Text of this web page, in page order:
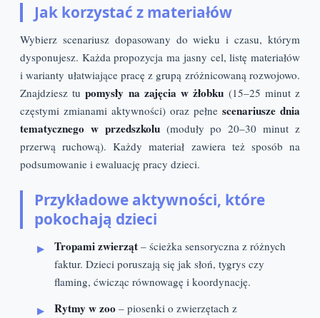
Jak korzystać z materiałów
Wybierz scenariusz dopasowany do wieku i czasu, którym
dysponujesz. Każda propozycja ma jasny cel, listę materiałów
i warianty ułatwiające pracę z grupą zróżnicowaną rozwojowo.
Znajdziesz tupomysły na zajęcia w żłobku (15–25 minut z
częstymi zmianami aktywności) oraz pełne scenariusze dnia
tematycznego w przedszkolu(moduły po 20–30 minut z
przerwą ruchową). Każdy materiał zawiera też sposób na
podsumowanie i ewaluację pracy dzieci.
Przykładowe aktywności, które
pokochają dzieci
Tropami zwierząt – ścieżka sensoryczna z różnych
faktur. Dzieci poruszają się jak słoń, tygrys czy
flaming, ćwicząc równowagę i koordynację.
Rytmy w zoo – piosenki o zwierzętach z